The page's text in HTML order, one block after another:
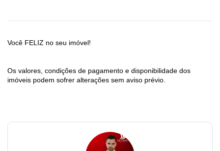
Você FELIZ no seu imóvel!
Os valores, condições de pagamento e disponibilidade dos
imóveis podem sofrer alterações sem aviso prévio.